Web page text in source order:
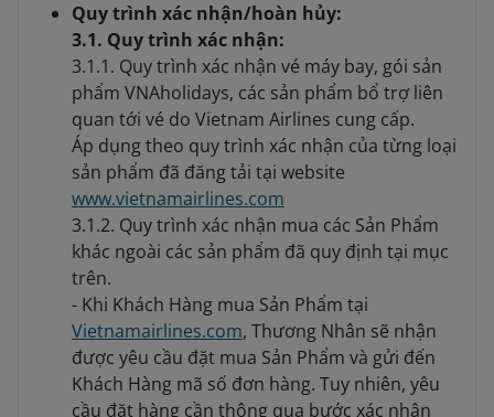
Quy trình xác nhận/hoàn hủy:
3.1. Quy trình xác nhận:
3.1.1. Quy trình xác nhận vé máy bay, gói sản
phẩm VNAholidays, các sản phẩm bổ trợ liên
quan tới vé do Vietnam Airlines cung cấp.
Áp dụng theo quy trình xác nhận của từng loại
sản phẩm đã đăng tải tại website
www.vietnamairlines.com
3.1.2. Quy trình xác nhận mua các Sản Phẩm
khác ngoài các sản phẩm đã quy định tại mục
trên.
- Khi Khách Hàng mua Sản Phẩm tại
Vietnamairlines.com, Thương Nhân sẽ nhận
được yêu cầu đặt mua Sản Phẩm và gửi đến
Khách Hàng mã số đơn hàng. Tuy nhiên, yêu
cầu đặt hàng cần thông qua bước xác nhận